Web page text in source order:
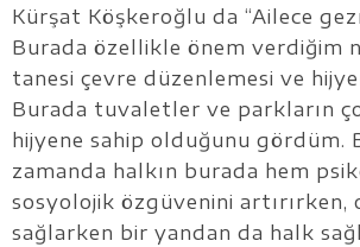
Kürşat Köşkeroğlu da “Ailece
Burada özellikle önem verdiğim
tanesi çevre düzenlemesi ve
Burada tuvaletler ve parkların
hijyene sahip olduğunu gördüm.
zamanda halkın burada hem
sosyolojik özgüvenini artırırken,
sağlarken bir yandan da halk